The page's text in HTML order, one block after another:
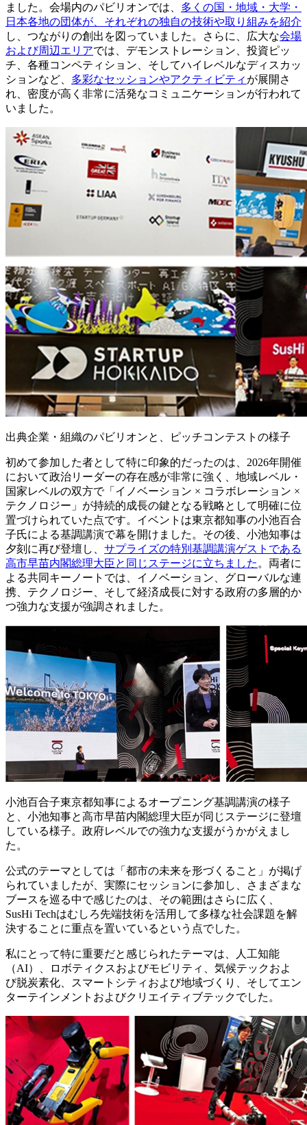
ました。会場内のパビリオンでは、 多くの国・地域・大学・
日本各地の団体が、それぞれの独自の技術や取り組みを紹介
し、つながりの創出を図っていました。さらに、広大な会場
および周辺エリアでは、デモンストレーション、投資ピッ
チ、各種コンペティション、そしてハイレベルなディスカッ
ションなど、 多彩なセッションやアクティビティ が展開さ
れ、密度が高く非常に活発なコミュニケーションが行われて
いました。
出典企業・組織のパビリオンと、ピッチコンテストの様子
初めて参加した者として特に印象的だったのは、2026年開催
において政治リーダーの存在感が非常に強く、地域レベル・
国家レベルの双方で「イノベーション × コラボレーション ×
テクノロジー」が持続的成長の鍵となる戦略として明確に位
置づけられていた点です。イベントは東京都知事の小池百合
子氏による基調講演で幕を開けました。その後、小池知事は
夕刻に再び登壇し、 サプライズの特別基調講演ゲストである
高市早苗内閣総理大臣と同じステージに立ちました 。両者に
よる共同キーノートでは、イノベーション、グローバルな連
携、テクノロジー、そして経済成長に対する政府の多層的か
つ強力な支援が強調されました。
小池百合子東京都知事によるオープニング基調講演の様子
と、小池知事と高市早苗内閣総理大臣が同じステージに登壇
している様子。政府レベルでの強力な支援がうかがえまし
た。
公式のテーマとしては「都市の未来を形づくること」が掲げ
られていましたが、実際にセッションに参加し、さまざまな
ブースを巡る中で感じたのは、その範囲はさらに広く、
SusHi Techはむしろ先端技術を活用して多様な社会課題を解
決することに重点を置いているという点でした。
私にとって特に重要だと感じられたテーマは、人工知能
（AI）、ロボティクスおよびモビリティ、気候テックおよ
び脱炭素化、スマートシティおよび地域づくり、そしてエン
ターテインメントおよびクリエイティブテックでした。